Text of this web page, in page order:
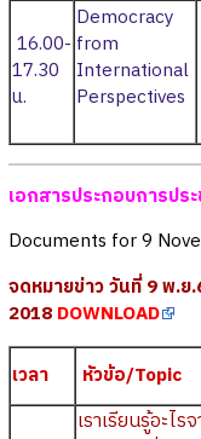
16.00-
17.30
น.
Democracy
from
International
Perspectives
เอกสารประกอบการป
Documents for 9
จดหมายข่าว วันที่ 9 พ.
2018 DOWNLOAD
เวลา หัวข้อ/Topic
เราเรียนรู้อะไร